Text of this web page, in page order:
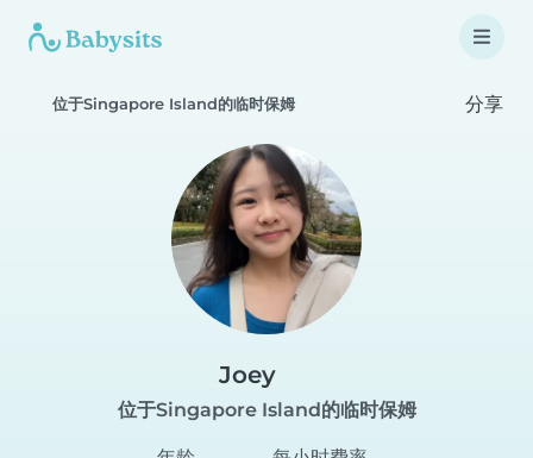
位于Singapore Island的临时保姆 分享
Joey
位于Singapore Island的临时保姆